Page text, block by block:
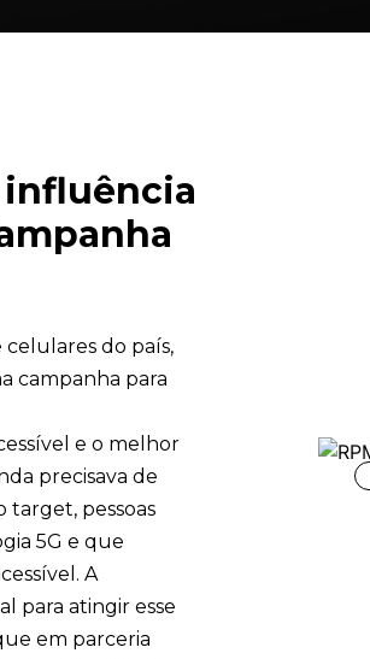
influência
do país,
campanha para
e o melhor
precisava de
target, pessoas
5G e que
A
para atingir esse
em parceria